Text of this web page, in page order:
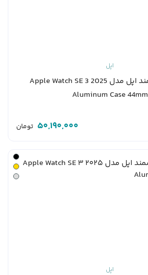
اپل
ساعت هوشمند اپل مدل Apple Watch SE 3 2025
Aluminum Case 44mm
50,190,000 تومان
اپل